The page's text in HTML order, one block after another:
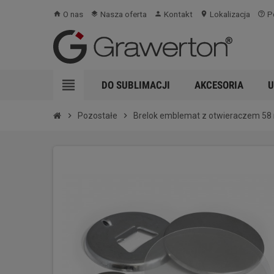
home O nas layers Nasza oferta person Kontakt location_on Lokalizacja help_outline
view_headline DO SUBLIMACJI AKCESORIA
chevron_right Pozostałe chevron_right Brelok emblemat z otwieraczem 58